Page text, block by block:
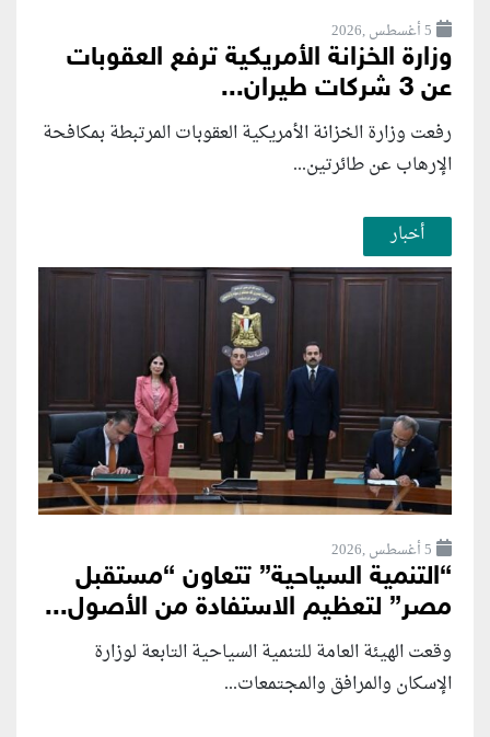
5 أغسطس ,2026
وزارة الخزانة الأمريكية ترفع العقوبات
عن 3 شركات طيران...
رفعت وزارة الخزانة الأمريكية العقوبات المرتبطة بمكافحة
الإرهاب عن طائرتين...
أخبار
5 أغسطس ,2026
“التنمية السياحية” تتعاون “مستقبل
مصر” لتعظيم الاستفادة من الأصول...
وقعت الهيئة العامة للتنمية السياحية التابعة لوزارة
الإسكان والمرافق والمجتمعات...